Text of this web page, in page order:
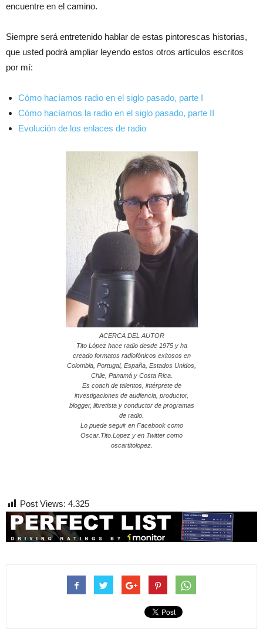
encuentre en el camino.
Siempre será entretenido hablar de estas pintorescas historias,
que usted podrá ampliar leyendo estos otros artículos escritos
por mí:
Cómo hacíamos radio en el siglo pasado, parte I
Cómo hacíamos la radio en el siglo pasado, parte II
Evolución de los enlaces de radio
ACERCA DEL AUTOR
Tito López hace radio desde 1975 y ha
creado formatos radiofónicos exitosos en
Colombia, Portugal, España, Estados Unidos,
Chile, Panamá y Costa Rica.
Es coach de talentos, intérprete de
investigaciones de audiencia, productor,
blogger, libretista y conductor de programas
de radio.
Lo puede seguir en Facebook como
Oscar.Tito.Lopez y en Twitter como
oscartitolopez.
Post Views: 4.325